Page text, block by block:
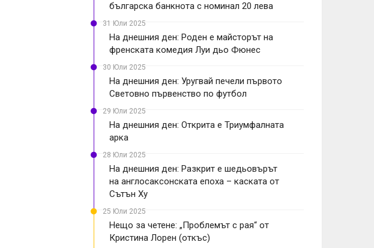
българска банкнота с номинал 20 лева
31 Юли 2025
На днешния ден: Роден е майсторът на
френската комедия Луи дьо Фюнес
30 Юли 2025
На днешния ден: Уругвай печели първото
Световно първенство по футбол
29 Юли 2025
На днешния ден: Открита е Триумфалната
арка
28 Юли 2025
На днешния ден: Разкрит е шедьовърът
на англосаксонската епоха – каската от
Сътън Ху
25 Юли 2025
Нещо за четене: „Проблемът с рая“ от
Кристина Лорен (откъс)